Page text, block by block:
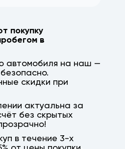
покупку
в
автомобиля на наш —
скидки при
актуальна за
без скрытых
в течение 3-х